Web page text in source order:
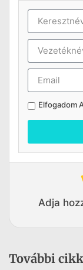
Elfogadom
Adja
További